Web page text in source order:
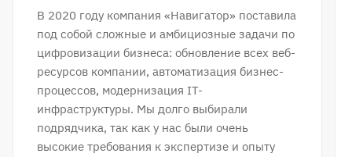
В 2020 году компания «Навигатор» поставила
под собой сложные и амбициозные задачи по
цифровизации бизнеса: обновление всех веб-
ресурсов компании, автоматизация бизнес-
процессов, модернизация IT-
инфраструктуры. Мы долго выбирали
подрядчика, так как у нас были очень
высокие требования к экспертизе и опыту